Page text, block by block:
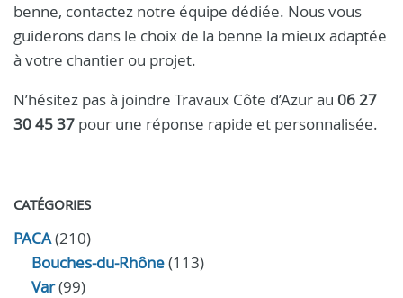
benne, contactez notre équipe dédiée. Nous vous
guiderons dans le choix de la benne la mieux adaptée
à votre chantier ou projet.
N’hésitez pas à joindre Travaux Côte d’Azur au 06 27
30 45 37 pour une réponse rapide et personnalisée.
CATÉGORIES
PACA(210)
Bouches-du-Rhône(113)
Var(99)